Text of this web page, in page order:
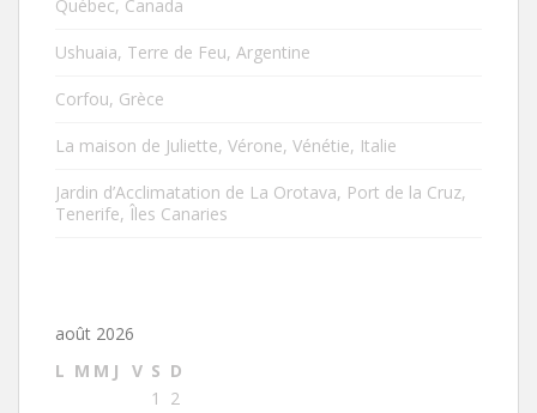
Québec, Canada
Ushuaia, Terre de Feu, Argentine
Corfou, Grèce
La maison de Juliette, Vérone, Vénétie, Italie
Jardin d’Acclimatation de La Orotava, Port de la Cruz,
Tenerife, Îles Canaries
août 2026
L M M J V S D
1
2